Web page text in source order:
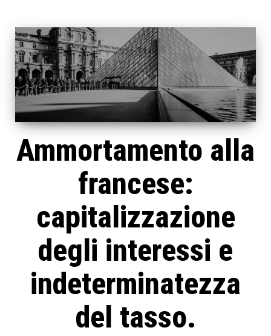
Ammortamento alla
francese:
capitalizzazione
degli interessi e
indeterminatezza
del tasso.